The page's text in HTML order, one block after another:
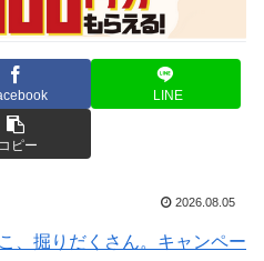
LINE
コピー
2026.08.05
こ、掘りだくさん。キャンペー